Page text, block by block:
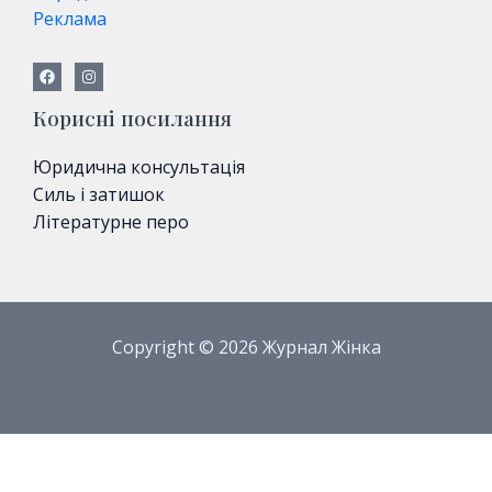
Реклама
Корисні посилання
Юридична консультація
Силь і затишок
Літературне перо
Copyright © 2026 Журнал Жінка